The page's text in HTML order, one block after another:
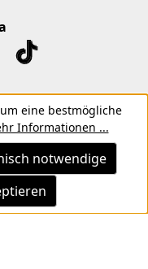
Zahlungsbedingungen
Gewinnspiele
eine bestmögliche
Informationen ...
notwendige